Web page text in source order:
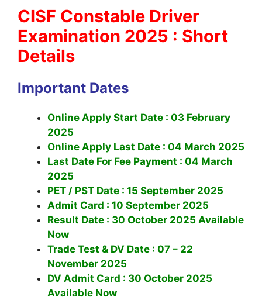
CISF Constable Driver
Examination 2025 : Short
Details
Important Dates
Online Apply Start Date : 03 February
2025
Online Apply Last Date : 04 March 2025
Last Date For Fee Payment : 04 March
2025
PET / PST Date : 15 September 2025
Admit Card : 10 September 2025
Result Date : 30 October 2025 Available
Now
Trade Test & DV Date : 07 – 22
November 2025
DV Admit Card : 30 October 2025
Available Now